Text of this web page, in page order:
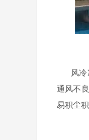
风
通风不
易积尘